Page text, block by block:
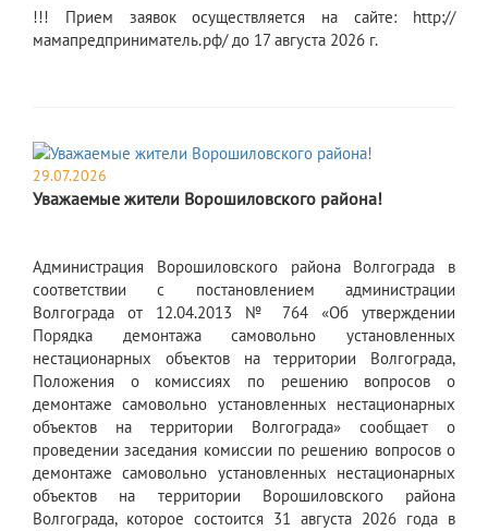
!!! Прием заявок осуществляется на сайте: http://
мамапредприниматель.рф/ до 17 августа 2026 г.
29.07.2026
Уважаемые жители Ворошиловского района!
Администрация Ворошиловского района Волгограда в
соответствии с постановлением администрации
Волгограда от 12.04.2013 № 764 «Об утверждении
Порядка демонтажа самовольно установленных
нестационарных объектов на территории Волгограда,
Положения о комиссиях по решению вопросов о
демонтаже самовольно установленных нестационарных
объектов на территории Волгограда» сообщает о
проведении заседания комиссии по решению вопросов о
демонтаже самовольно установленных нестационарных
объектов на территории Ворошиловского района
Волгограда, которое состоится 31 августа 2026 года в